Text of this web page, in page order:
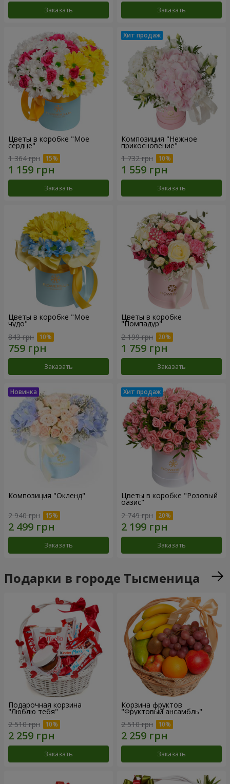
Заказать Заказать
Цветы в коробке "Мое
сердце"
1 364 грн
Заказать
Композиция "Нежное
прикосновение"
1 732 грн
Заказать
Цветы в коробке "Мое
чудо"
843 грн
Заказать
Цветы в коробке
"Помпадур"
2 199 грн
Заказать
Композиция "Окленд"
2 940 грн
Заказать
Цветы в коробке "Розовый
оазис"
2 749 грн
Заказать
Подарки в городе Тысменица
Подарочная корзина
"Люблю тебя"
2 510 грн
Заказать
Корзина фруктов
"Фруктовый ансамбль"
2 510 грн
Заказать